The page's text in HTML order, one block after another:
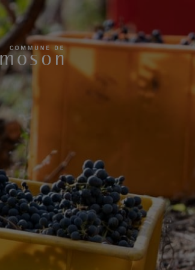
Bibliothèque et Ludothèque
Paroisses
Cham’Aso
Sociétés locales
Subventions communales
Mérite sportif et culturel